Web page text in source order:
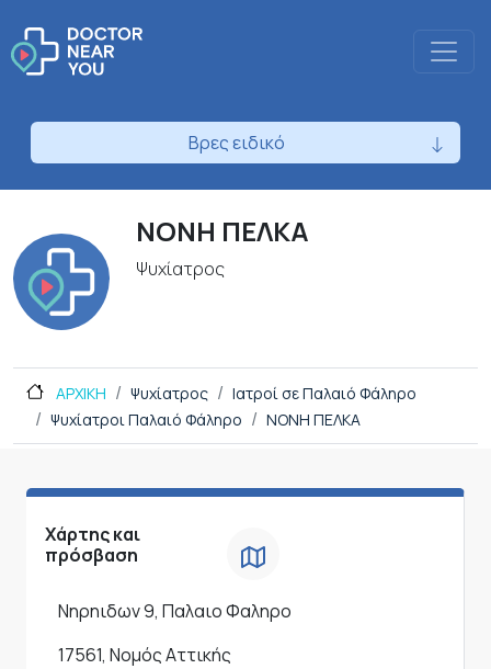
Βρες ειδικό
ΝΟΝΗ ΠΕΛΚΑ
Ψυχίατρος
ΑΡΧΙΚΗ Ψυχίατρος
Ιατροί σε Παλαιό Φάληρο
Ψυχίατροι Παλαιό Φάληρο
ΝΟΝΗ ΠΕΛΚΑ
Χάρτης και
πρόσβαση
Νηρηιδων 9, Παλαιο Φαληρο
17561, Νομός Αττικής